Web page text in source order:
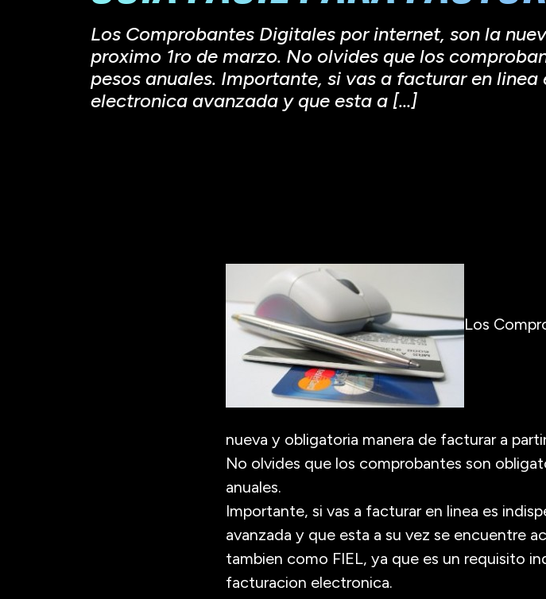
Los Comprobantes Digitales por internet, son la
proximo 1ro de marzo. No olvides que los
pesos anuales. Importante, si vas a facturar en
electronica avanzada y que esta a […]
Los
nueva y obligatoria manera de facturar a
No olvides que los comprobantes son
anuales.
Importante, si vas a facturar en linea es
avanzada y que esta a su vez se encuentre
tambien como FIEL, ya que es un requisito
facturacion electronica.